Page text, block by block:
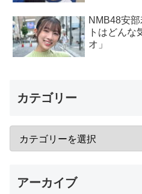
NMB48安
トはどんな
オ」
カテゴリー
アーカイブ